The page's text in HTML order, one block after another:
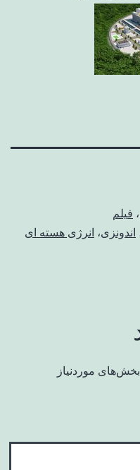
، فیلم
اندونزی، انرژی هسته ای
بخش‌های موردنیاز